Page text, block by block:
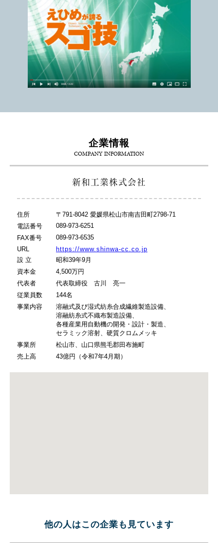
企業情報
COMPANY INFORMATION
新和工業株式会社
住所
〒791-8042 愛媛県松山市南吉田町2798-71
電話番号
089-973-6251
FAX番号
089-973-6535
URL
https://www.shinwa-cc.co.jp
設 立
昭和39年9月
資本金
4,500万円
代表者
代表取締役 古川 亮一
従業員数
144名
事業内容
溶融式及び湿式紡糸合成繊維製造設備、
溶融紡糸式不織布製造設備、
各種産業用自動機の開発・設計・製造、
セラミック溶射、硬質クロムメッキ
事業所
松山市、山口県熊毛郡田布施町
売上高
43億円（令和7年4月期）
他の人はこの企業も見ています